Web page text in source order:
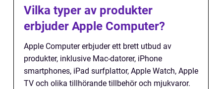
Vilka typer av produkter
erbjuder Apple Computer?
Apple Computer erbjuder ett brett utbud av
produkter, inklusive Mac-datorer, iPhone
smartphones, iPad surfplattor, Apple Watch, Apple
TV och olika tillhörande tillbehör och mjukvaror.